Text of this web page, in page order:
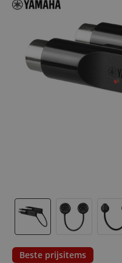
Beste prijsitems